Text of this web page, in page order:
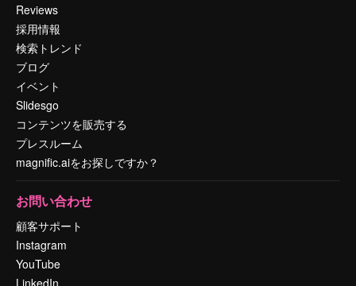
Reviews
採用情報
検索トレンド
ブログ
イベント
Slidesgo
コンテンツを販売する
プレスルーム
magnific.aiをお探しですか？
お問い合わせ
顧客サポート
Instagram
YouTube
LinkedIn